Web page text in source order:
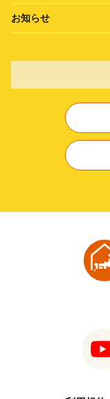
お知らせ